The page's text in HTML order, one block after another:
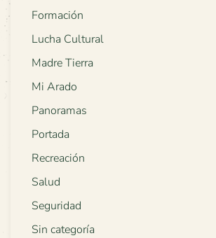
Formación
Lucha Cultural
Madre Tierra
Mi Arado
Panoramas
Portada
Recreación
Salud
Seguridad
Sin categoría